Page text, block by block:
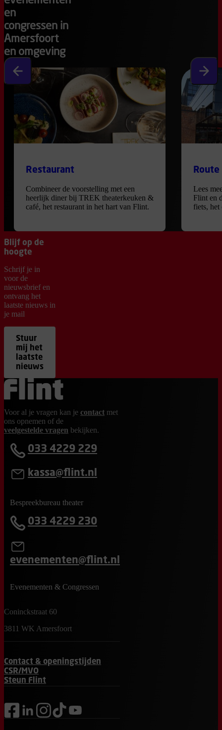
en
congressen in
Amersfoort
en omgeving
Restaurant
Combineer de voorstelling met een
heerlijk diner bij TREK theaterkeuken &
café, het restaurant in het hart van Flint.
Lees
Flint en
fiets, het
Vorige slide
Blijf op de
hoogte
Schrijf je in
voor de
nieuwsbrief en
ontvang het
laatste nieuws in
je mail
Stuur
mij het
laatste
nieuws
Ga terug naar de homepage
Voor al je vragen kan je contact met
ons opnemen of de
veelgestelde vragen bekijken.
033 4229 229
kassa@flint.nl
Bespreekbureau theater
033 4229 230
evenementen@flint.nl
Evenementen & Congressen
Coninckstraat 60
3811 WK Amersfoort
Contact & openingstijden
CSR/MVO
Steun Flint
facebooklinkedininstagram
tiktok youtube